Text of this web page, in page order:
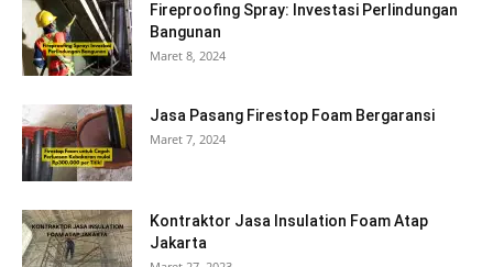
Fireproofing Spray: Investasi Perlindungan
Bangunan
Maret 8, 2024
Jasa Pasang Firestop Foam Bergaransi
Maret 7, 2024
Kontraktor Jasa Insulation Foam Atap
Jakarta